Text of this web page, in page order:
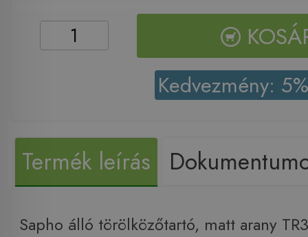
Kedvezmény:
Termék leírás
Sapho álló törölközőtartó, matt arany